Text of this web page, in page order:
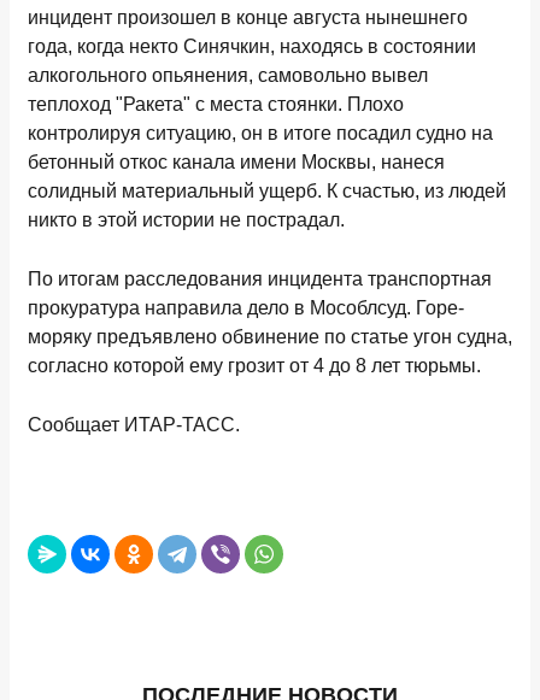
инцидент произошел в конце августа нынешнего
года, когда некто Синячкин, находясь в состоянии
алкогольного опьянения, самовольно вывел
теплоход "Ракета" с места стоянки. Плохо
контролируя ситуацию, он в итоге посадил судно на
бетонный откос канала имени Москвы, нанеся
солидный материальный ущерб. К счастью, из людей
никто в этой истории не пострадал.
По итогам расследования инцидента транспортная
прокуратура направила дело в Мособлсуд. Горе-
моряку предъявлено обвинение по статье угон судна,
согласно которой ему грозит от 4 до 8 лет тюрьмы.
Сообщает ИТАР-ТАСС.
ПОСЛЕДНИЕ НОВОСТИ